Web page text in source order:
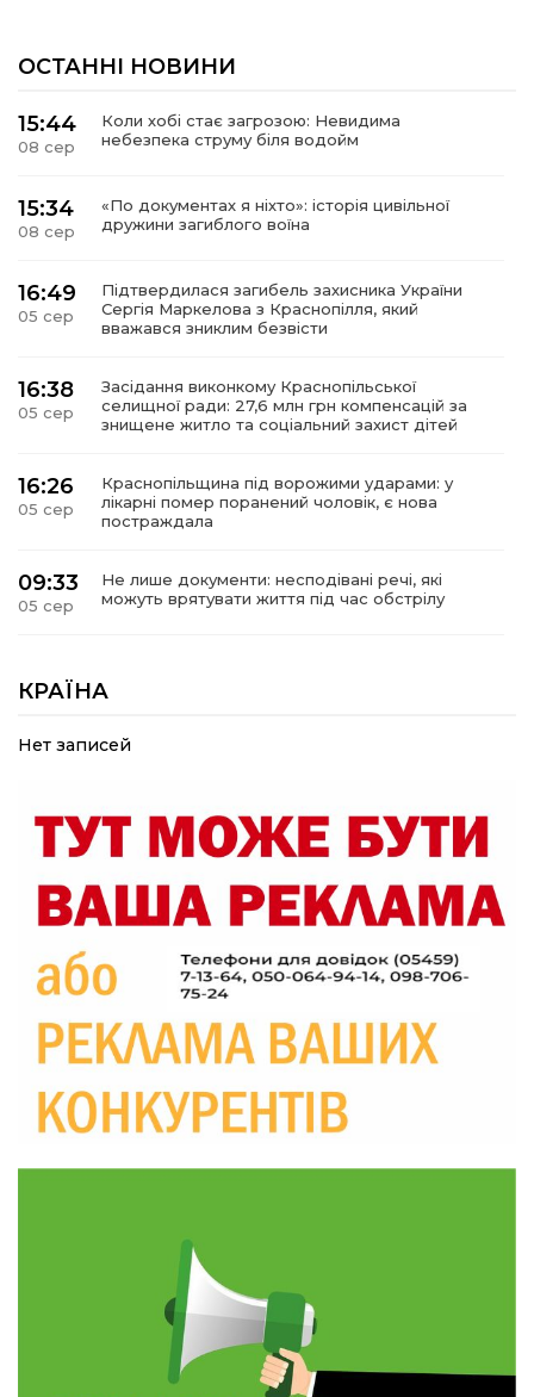
ОСТАННІ НОВИНИ
15:44
08 сер
Коли хобі стає загрозою: Невидима
небезпека струму біля водойм
15:34
08 сер
«По документах я ніхто»: історія цивільної
дружини загиблого воїна
16:49
05 сер
Підтвердилася загибель захисника України
Сергія Маркелова з Краснопілля, який
вважався зниклим безвісти
16:38
05 сер
Засідання виконкому Краснопільської
селищної ради: 27,6 млн грн компенсацій за
знищене житло та соціальний захист дітей
16:26
05 сер
Краснопільщина під ворожими ударами: у
лікарні помер поранений чоловік, є нова
постраждала
09:33
05 сер
Не лише документи: несподівані речі, які
можуть врятувати життя під час обстрілу
05 сер
виявлено описку?
18:39
«КОЛО НЕЗЛАМНИХ»: як діти та ветерани
09:52
04 сер
Родина Степаненків: від квітучого
прикордоння до втраченого дому
19:36
Пишіть листи самому собі, або як уникнути
30 лип
«Все закінчиться, приїду й одружуся…»: Пам’яті
26-річного Захисника Богдана Ємця (ВІДЕО)
20:06
28 лип
Паливо по 100 грн та ризик дефіциту: чому в
Україні різко зростають ціни на АЗС
20:00
Житлові сертифікати, підготовка до зими та
Валентина Масалітіна: «Нас тримає віра в
Перемогу і повернення додому»
Знову біль… Знову втрата… На щиті
повертається захисник України Богдан Ємець
КРАЇНА
Нет записей